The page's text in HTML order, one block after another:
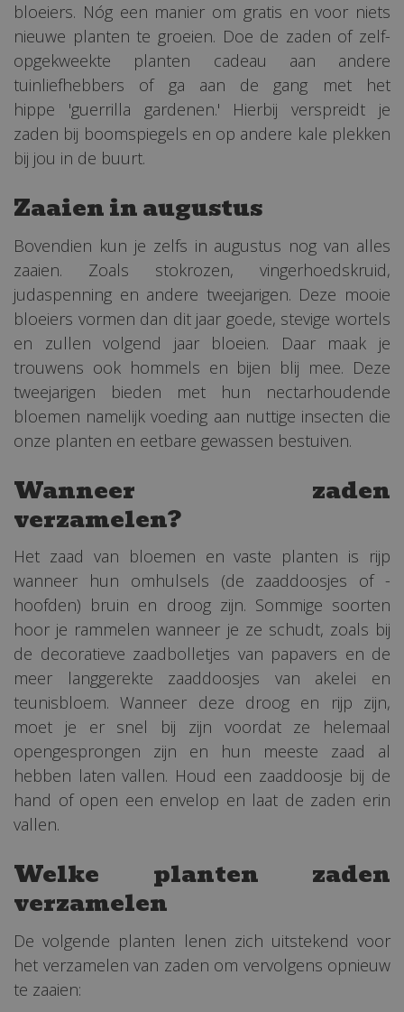
bloeiers. Nóg een manier om gratis en voor niets
nieuwe planten te groeien. Doe de zaden of zelf-
opgekweekte planten cadeau aan andere
tuinliefhebbers of ga aan de gang met het
hippe 'guerrilla gardenen.' Hierbij verspreidt je
zaden bij boomspiegels en op andere kale plekken
bij jou in de buurt.
Zaaien in augustus
Bovendien kun je zelfs in augustus nog van alles
zaaien. Zoals stokrozen, vingerhoedskruid,
judaspenning en andere tweejarigen. Deze mooie
bloeiers vormen dan dit jaar goede, stevige wortels
en zullen volgend jaar bloeien. Daar maak je
trouwens ook hommels en bijen blij mee. Deze
tweejarigen bieden met hun nectarhoudende
bloemen namelijk voeding aan nuttige insecten die
onze planten en eetbare gewassen bestuiven.
Wanneer zaden
verzamelen?
Het zaad van bloemen en vaste planten is rijp
wanneer hun omhulsels (de zaaddoosjes of -
hoofden) bruin en droog zijn. Sommige soorten
hoor je rammelen wanneer je ze schudt, zoals bij
de decoratieve zaadbolletjes van papavers en de
meer langgerekte zaaddoosjes van akelei en
teunisbloem. Wanneer deze droog en rijp zijn,
moet je er snel bij zijn voordat ze helemaal
opengesprongen zijn en hun meeste zaad al
hebben laten vallen. Houd een zaaddoosje bij de
hand of open een envelop en laat de zaden erin
vallen.
Welke planten zaden
verzamelen
De volgende planten lenen zich uitstekend voor
het verzamelen van zaden om vervolgens opnieuw
te zaaien: